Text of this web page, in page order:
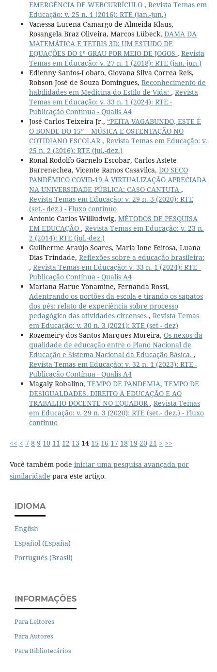
EMERGÊNCIA DE WEBCURRÍCULO , Revista Temas em
Educação: v. 25 n. 1 (2016): RTE (jan.-jun.)
Vanessa Lucena Camargo de Almeida Klaus,
Rosangela Braz Oliveira, Marcos Lübeck, DAMA DA
MATEMÁTICA E TETRIS 3D: UM ESTUDO DE
EQUAÇÕES DO 1º GRAU POR MEIO DE JOGOS , Revista
Temas em Educação: v. 27 n. 1 (2018): RTE (jan.-jun.)
Edienny Santos-Lobato, Giovana Silva Correa Reis,
Robson José de Souza Domingues, Reconhecimento de
habilidades em Medicina do Estilo de Vida: , Revista
Temas em Educação: v. 33 n. 1 (2024): RTE -
Publicação Contínua - Qualis A4
José Carlos Teixeira Jr., “PEITA VAGABUNDO, ESTE É
O BONDE DO 15” – MÚSICA E OSTENTAÇÃO NO
COTIDIANO ESCOLAR, Revista Temas em Educação: v.
25 n. 2 (2016): RTE (jul.-dez.)
Ronal Rodolfo Garnelo Escobar, Carlos Astete
Barrenechea, Vicente Ramos Casavilca, DO SECO
PANDÊMICO COVID-19 À VIRTUALIZAÇÃO APRECIADA
NA UNIVERSIDADE PÚBLICA: CASO CANTUTA ,
Revista Temas em Educação: v. 29 n. 3 (2020): RTE
(set.- dez.) - Fluxo contínuo
Antonio Carlos Willludwig, MÉTODOS DE PESQUISA
EM EDUCAÇÃO , Revista Temas em Educação: v. 23 n.
2 (2014): RTE (jul.-dez.)
Guilherme Araújo Soares, Maria Ione Feitosa, Luana
Dias Trindade, Reflexões sobre a educação brasileira:
, Revista Temas em Educação: v. 33 n. 1 (2024): RTE -
Publicação Contínua - Qualis A4
Mariana Harue Yonamine, Fernanda Rossi,
Adentrando os portões da escola e tirando os sapatos
dos pés: relato de experiência sobre processo
pedagógico das atividades circenses , Revista Temas
em Educação: v. 30 n. 3 (2021): RTE (set - dez)
Rozemeiry dos Santos Marques Moreira, Os nexos da
qualidade de educação entre o Plano Nacional de
Educação e Sistema Nacional da Educação Básica. ,
Revista Temas em Educação: v. 32 n. 1 (2023): RTE -
Publicação Contínua - Qualis A4
Magaly Robalino, TEMPO DE PANDEMIA, TEMPO DE
DESIGUALDADES. DIREITO À EDUCAÇÃO E AO
TRABALHO DOCENTE NO EQUADOR, Revista Temas
em Educação: v. 29 n. 3 (2020): RTE (set.- dez.) - Fluxo
contínuo
<< < 7 8 9 10 11 12 13 14 15 16 17 18 19 20 21 > >>
Você também pode iniciar uma pesquisa avançada por
similaridade para este artigo.
IDIOMA
English
Español (España)
Português (Brasil)
INFORMAÇÕES
Para Leitores
Para Autores
Para Bibliotecários